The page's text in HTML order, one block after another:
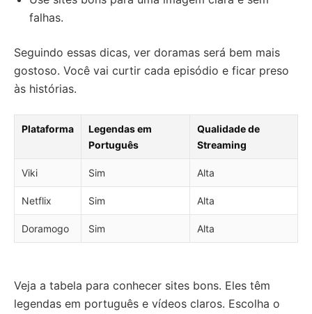
falhas.
Seguindo essas dicas, ver doramas será bem mais
gostoso. Você vai curtir cada episódio e ficar preso
às histórias.
Plataforma
Legendas em
Português
Qualidade de
Streaming
Viki Sim Alta
Netflix Sim Alta
Doramogo Sim Alta
Veja a tabela para conhecer sites bons. Eles têm
legendas em português e vídeos claros. Escolha o